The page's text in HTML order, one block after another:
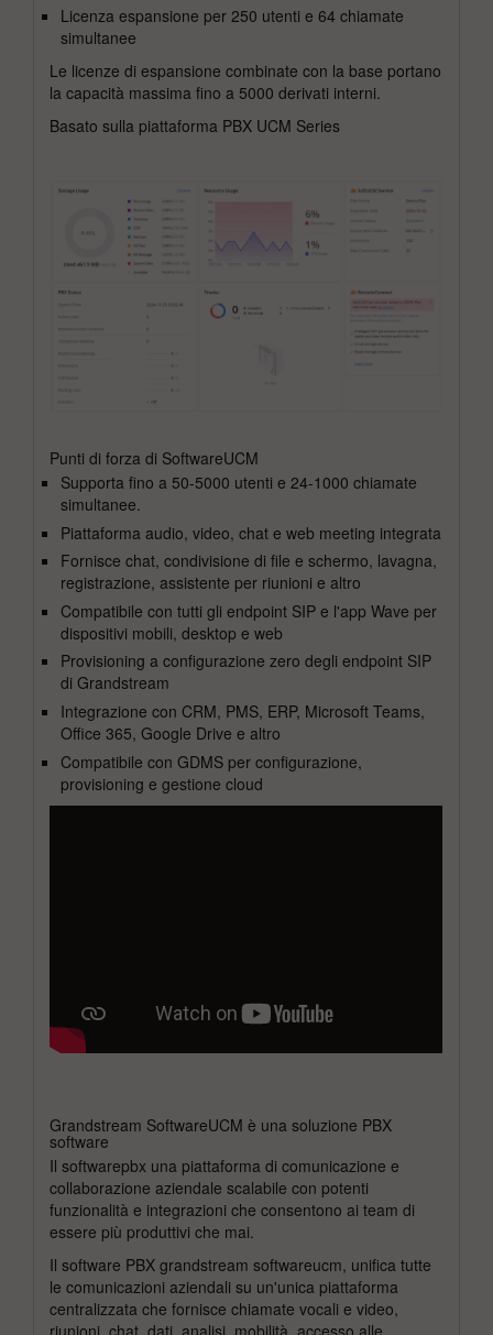
Licenza espansione per 250 utenti e 64 chiamate
simultanee
Le licenze di espansione combinate con la base portano
la capacità massima fino a 5000 derivati interni.
Basato sulla piattaforma PBX UCM Series
Punti di forza di SoftwareUCM
Supporta fino a 50-5000 utenti e 24-1000 chiamate
simultanee.
Piattaforma audio, video, chat e web meeting integrata
Fornisce chat, condivisione di file e schermo, lavagna,
registrazione, assistente per riunioni e altro
Compatibile con tutti gli endpoint SIP e l'app Wave per
dispositivi mobili, desktop e web
Provisioning a configurazione zero degli endpoint SIP
di Grandstream
Integrazione con CRM, PMS, ERP, Microsoft Teams,
Office 365, Google Drive e altro
Compatibile con GDMS per configurazione,
provisioning e gestione cloud
Grandstream SoftwareUCM è una soluzione PBX
software
Il softwarepbx una piattaforma di comunicazione e
collaborazione aziendale scalabile con potenti
funzionalità e integrazioni che consentono ai team di
essere più produttivi che mai.
Il software PBX grandstream softwareucm, unifica tutte
le comunicazioni aziendali su un'unica piattaforma
centralizzata che fornisce chiamate vocali e video,
riunioni, chat, dati, analisi, mobilità, accesso alle